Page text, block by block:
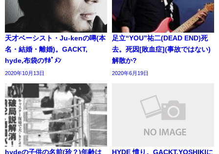
天才ベーシスト・Ju-kenの噂(本
名・結婚・離婚)。GACKT,
hyde,布袋のｻﾎﾟﾒﾝ
2020年10月13日
足立“YOU”祐二(DEAD END)死
去。死因[敗血症](事故ではない)
解散か?
2020年6月19日
hydeの子供の名前(玲？)年齢は
HYDE 憤り。GACKT,YOSHIKIに